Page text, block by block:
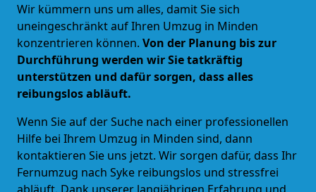
Wir kümmern uns um alles, damit Sie sich
uneingeschränkt auf Ihren Umzug in Minden
konzentrieren können. Von der Planung bis zur
Durchführung werden wir Sie tatkräftig
unterstützen und dafür sorgen, dass alles
reibungslos abläuft.
Wenn Sie auf der Suche nach einer professionellen
Hilfe bei Ihrem Umzug in Minden sind, dann
kontaktieren Sie uns jetzt. Wir sorgen dafür, dass Ihr
Fernumzug nach Syke reibungslos und stressfrei